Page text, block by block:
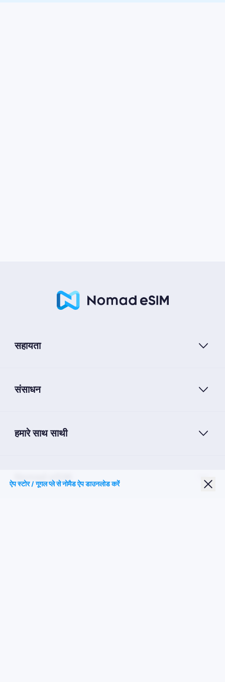
सहायता
संसाधन
हमारे साथ साथी
Nomad eSIM
ऐप स्टोर / गूगल प्ले से नोमैड ऐप डाउनलोड करें